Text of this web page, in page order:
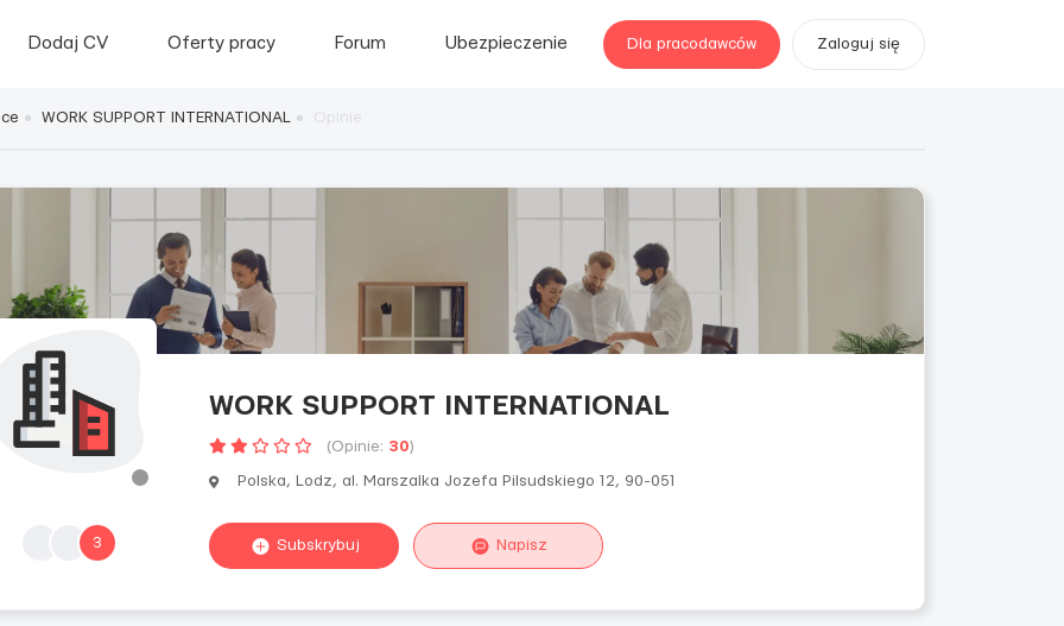
Dodaj CV Oferty pracy Forum Ubezpieczenie Dla pracodawców Zaloguj się
WORK SUPPORT INTERNATIONAL
3
WORK SUPPORT INTERNATIONAL
(Opinie: 30)
Polska, Lodz, al. Marszalka Jozefa Pilsudskiego 12, 90-051
Subskrybuj Napisz